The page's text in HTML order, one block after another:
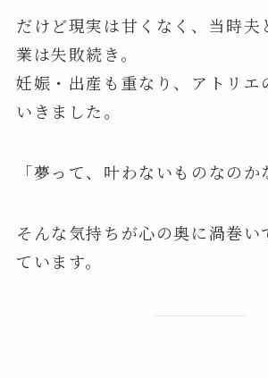
だけど現実は甘くなく、当時夫
業は失敗続き。
妊娠・出産も重なり、アトリエ
いきました。
「夢って、叶わないものなのか
そんな気持ちが心の奥に渦巻い
ています。